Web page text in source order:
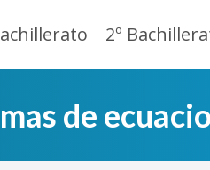
2º
de